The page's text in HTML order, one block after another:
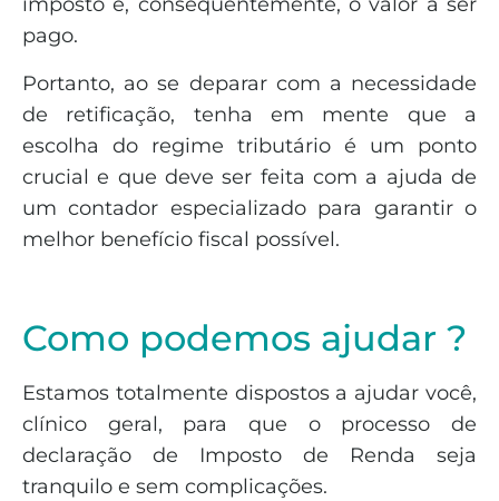
pago.
Portanto, ao se deparar com a necessidade
de retificação, tenha em mente que a
escolha do regime tributário é um ponto
crucial e que deve ser feita com a ajuda de
um contador especializado para garantir o
melhor benefício fiscal possível.
Como podemos ajudar ?
Estamos totalmente dispostos a ajudar você,
clínico geral, para que o processo de
declaração de Imposto de Renda seja
tranquilo e sem complicações.